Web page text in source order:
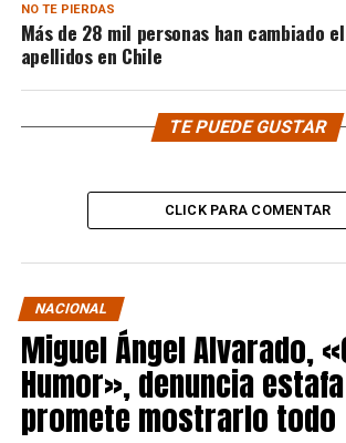
NO TE PIERDAS
Más de 28 mil personas han cambiado
apellidos en Chile
TE PUEDE GUSTAR
CLICK PARA COMENTAR
NACIONAL
Miguel Ángel Alvarado,
Humor», denuncia
promete mostrarlo todo